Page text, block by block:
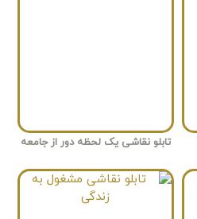
تابلو نقاشی یک لحظه دور از جامعه